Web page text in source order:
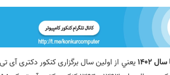
يعني از اولين سال برگزاری کنکور دکتری آی